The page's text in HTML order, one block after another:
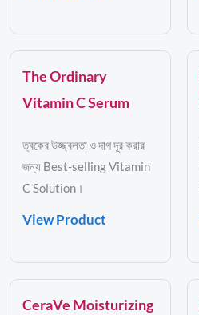
The Ordinary
Vitamin C Serum
ত্বকের উজ্জ্বলতা ও দাগ দূর করার
জন্য Best-selling Vitamin
C Solution।
View Product
CeraVe Moisturizing